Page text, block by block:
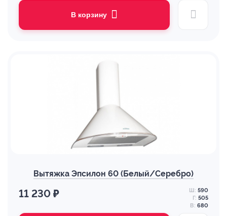
В корзину
Вытяжка Эпсилон 60 (Белый/Серебро)
11 230 ₽ Ш: 590
Г: 505
В: 680